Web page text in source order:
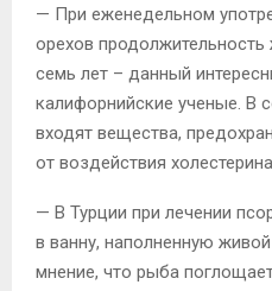
— При еженедельном
орехов продолжительность
семь лет – данный
калифорнийские ученые. В
входят вещества,
от воздействия
— В Турции при лечении
в ванну, наполненную
мнение, что рыба